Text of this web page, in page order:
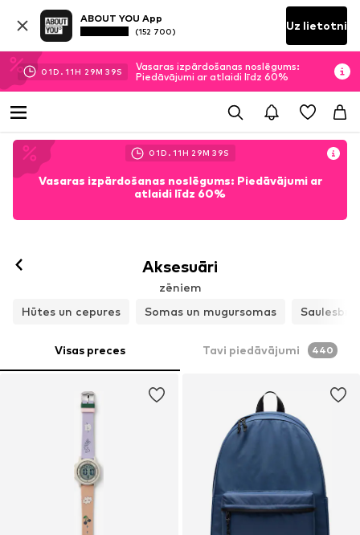
ABOUT YOU App
(152 700) Uz lietotni
01D. 11H 29M 37S
Vasaras izpārdošanas noslēgums:
Piedāvājumi ar atlaidi līdz 60%
01D. 11H 29M 37S
Vasaras izpārdošanas noslēgums: Piedāvājumi ar
atlaidi līdz 60%
Aksesuāri
zēniem
Hūtes un cepures
Somas un mugursomas
Visas preces Tavi piedāvājumi 440